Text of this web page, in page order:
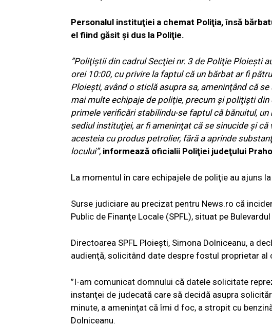
Personalul instituţiei a chemat Poliţia, însă
el fiind găsit şi dus la Poliţie.
”Poliţiştii din cadrul Secţiei nr. 3 de Poliţie Ploieşti
orei 10:00, cu privire la faptul că un bărbat ar fi
Ploieşti, având o sticlă asupra sa, ameninţând că
mai multe echipaje de poliţie, precum şi poliţişti
primele verificări stabilindu-se faptul că bănuitul,
sediul instituţiei, ar fi ameninţat că se sinucide şi
acesteia cu produs petrolier, fără a aprinde
locului”, informează oficialii Poliţiei judeţului
La momentul în care echipajele de poliţie au ajuns
Surse judiciare au precizat pentru News.ro că
Public de Finanţe Locale (SPFL), situat pe
Directoarea SPFL Ploieşti, Simona Dolniceanu, a
audienţă, solicitând date despre fostul proprietar al
”I-am comunicat domnului că datele solicitate
instanţei de judecată care să decidă asupra
minute, a ameninţat că îmi d foc, a stropit cu
Dolniceanu.